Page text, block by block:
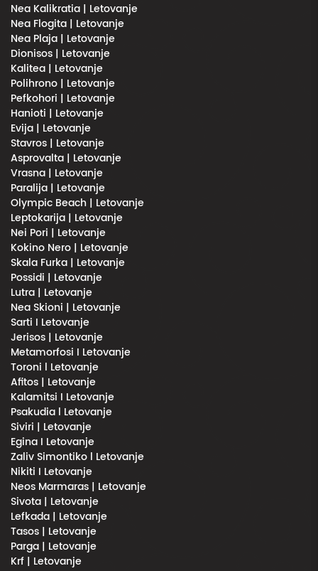
Nea Kalikratia | Letovanje
Nea Flogita | Letovanje
Nea Plaja | Letovanje
Dionisos | Letovanje
Kalitea | Letovanje
Polihrono | Letovanje
Pefkohori | Letovanje
Hanioti | Letovanje
Evija | Letovanje
Stavros | Letovanje
Asprovalta | Letovanje
Vrasna | Letovanje
Paralija | Letovanje
Olympic Beach | Letovanje
Leptokarija | Letovanje
Nei Pori | Letovanje
Kokino Nero | Letovanje
Skala Furka | Letovanje
Possidi | Letovanje
Lutra | Letovanje
Nea Skioni | Letovanje
Sarti I Letovanje
Jerisos | Letovanje
Metamorfosi I Letovanje
Toroni l Letovanje
Afitos | Letovanje
Kalamitsi I Letovanje
Psakudia l Letovanje
Siviri | Letovanje
Egina I Letovanje
Zaliv Simontiko l Letovanje
Nikiti I Letovanje
Neos Marmaras | Letovanje
Sivota | Letovanje
Lefkada | Letovanje
Tasos | Letovanje
Parga | Letovanje
Krf | Letovanje